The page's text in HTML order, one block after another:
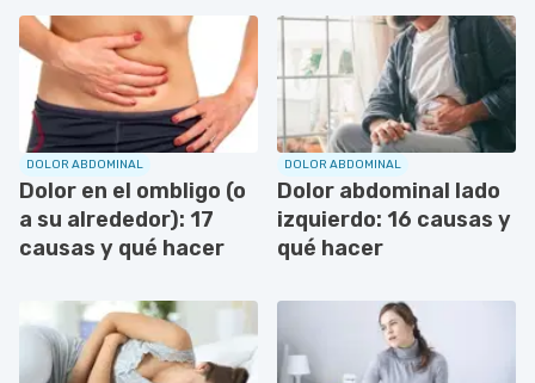
DOLOR ABDOMINAL
Dolor en el ombligo (o
a su alrededor): 17
causas y qué hacer
DOLOR ABDOMINAL
Dolor abdominal lado
izquierdo: 16 causas y
qué hacer